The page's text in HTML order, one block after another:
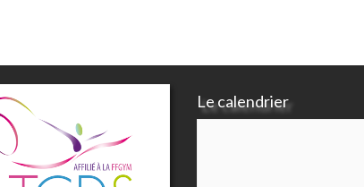
Le calendrier